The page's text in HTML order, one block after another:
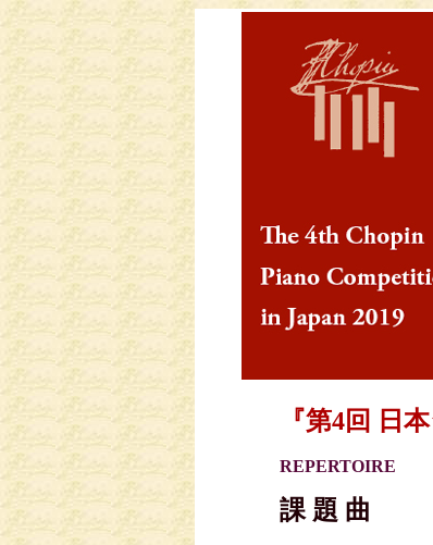
『第4回 日
REPERTOIRE
課 題 曲